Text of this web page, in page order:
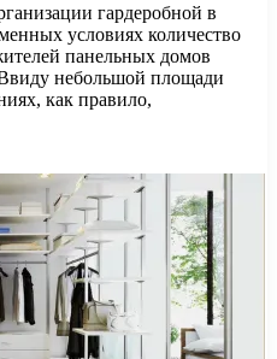
гардеробной в
условиях количество
панельных домов
Ввиду небольшой площади
как правило,